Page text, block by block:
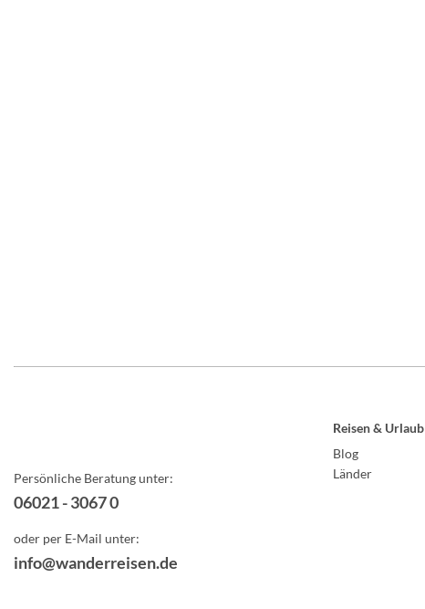
Persönliche Beratung unter:
06021 - 3067 0
oder per E-Mail unter:
info@wanderreisen.de
Reisen & Urlaub
Blog
Länder